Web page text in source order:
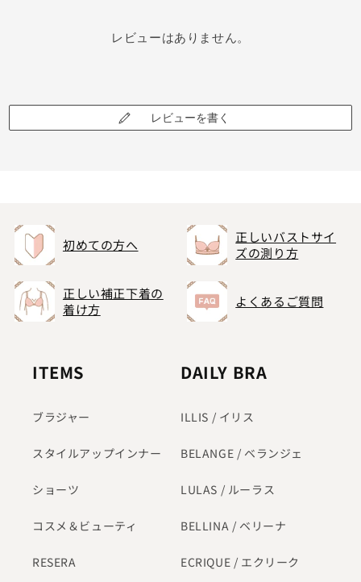
レビューはありません。
レビューを書く
初めての方へ
正しいバストサイ
ズの測り方
正しい補正下着の
着け方
よくあるご質問
ITEMS
ブラジャー
スタイルアップインナー
ショーツ
コスメ＆ビューティ
RESERA
DAILY BRA
ILLIS / イリス
BELANGE / ベランジェ
LULAS / ルーラス
BELLINA / ベリーナ
ECRIQUE / エクリーク